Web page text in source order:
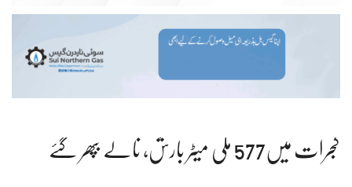
گجرات میں577 ملی میٹر بارش، نالے بپھر گئے